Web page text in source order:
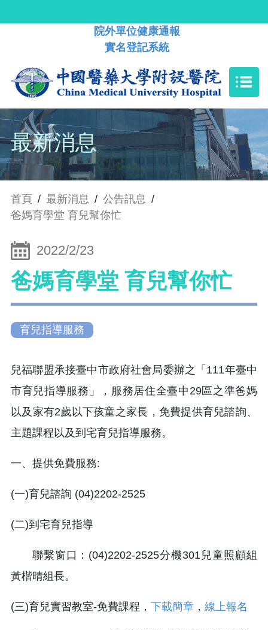
院外單位健康通報
實名登記系統
最新消息
首頁 / 最新消息 / 公告訊息 /
爸媽育學堂 育兒幫你忙
2022/2/23
爸媽育學堂 育兒幫你忙
育兒指導服務
兒福聯盟承接臺中市政府社會局委辦之「111年臺中
市育兒指導服務」，服務居住全臺中29區之準爸媽
以及家有2歲以下孩童之家長，免費提供育兒諮詢、
主題課程以及到宅育兒指導服務。
一、提供免費服務:
(一)育兒諮詢 (04)2202-2525
(二)到宅育兒指導
聯繫窗口：(04)2202-2525分機301兒童照顧組
黃楷晴組長。
(三)育兒實習教室-免費課程， 下載簡章 ， 線上報名